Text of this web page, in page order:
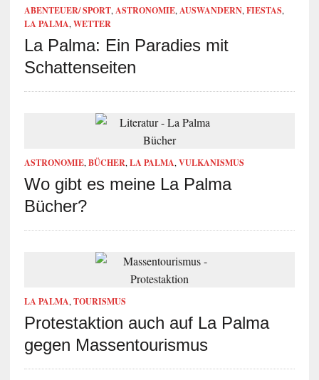
ABENTEUER/ SPORT, ASTRONOMIE, AUSWANDERN, FIESTAS,
LA PALMA, WETTER
La Palma: Ein Paradies mit
Schattenseiten
ASTRONOMIE, BÜCHER, LA PALMA, VULKANISMUS
Wo gibt es meine La Palma
Bücher?
LA PALMA, TOURISMUS
Protestaktion auch auf La Palma
gegen Massentourismus